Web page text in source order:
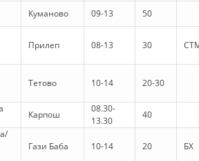
Куманово 09-13 50
Прилеп 08-13 30
Тетово 10-14 20-30
Карпош
08.30-
13.30
40
Гази Баба 10-14 20 БХ